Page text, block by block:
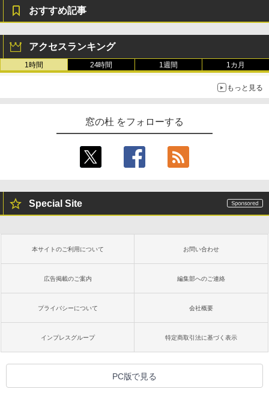
おすすめ記事
アクセスランキング
1時間 24時間 1週間 1カ月
もっと見る
窓の杜 をフォローする
Special Site
本サイトのご利用について お問い合わせ
広告掲載のご案内 編集部へのご連絡
プライバシーについて 会社概要
インプレスグループ 特定商取引法に基づく表示
PC版で見る